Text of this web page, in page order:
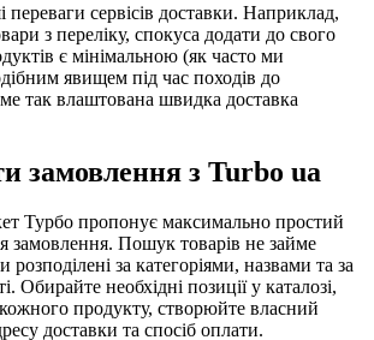
переваги сервісів доставки. Наприклад,
з переліку, спокуса додати до свого
є мінімальною (як часто ми
явищем під час походів до
так влаштована швидка доставка
замовлення з Turbo ua
Турбо пропонує максимально простий
замовлення. Пошук товарів не займе
розподілені за категоріями, назвами та за
Обирайте необхідні позиції у каталозі,
кожного продукту, створюйте власний
доставки та спосіб оплати.